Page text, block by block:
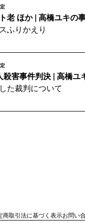
老 ほか | 高橋ユキの
ふりかえり
殺害事件判決 | 高橋ユ
た裁判について
商取引法に基づく表示お問い